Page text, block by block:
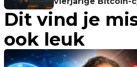
Dit vind je
ook leuk